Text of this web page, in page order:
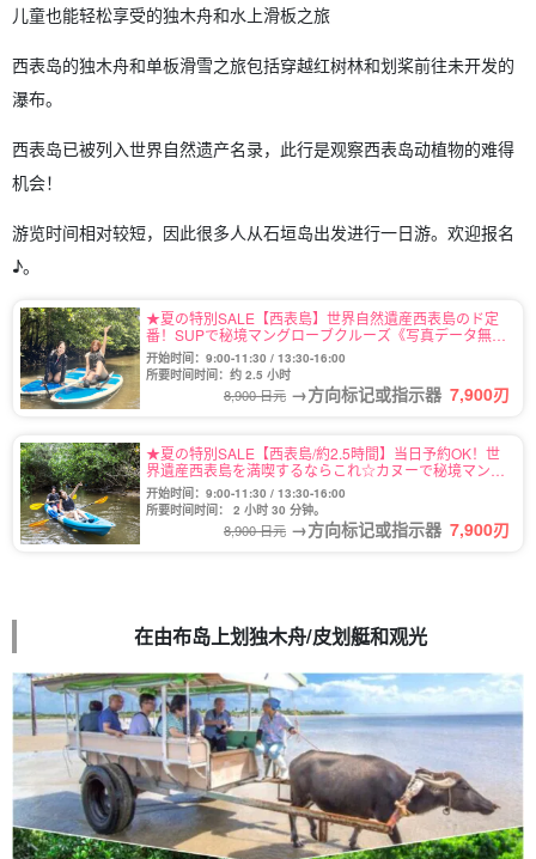
儿童也能轻松享受的独木舟和水上滑板之旅
西表岛的独木舟和单板滑雪之旅包括穿越红树林和划桨前往未开发的
瀑布。
西表岛已被列入世界自然遗产名录，此行是观察西表岛动植物的难得
机会！
游览时间相对较短，因此很多人从石垣岛出发进行一日游。欢迎报名
♪。
★夏の特別SALE【西表島】世界自然遺産西表島のド定
番！SUPで秘境マングローブクルーズ《写真データ無料
プレゼント付き》（No.2）
开始时间：9:00-11:30 / 13:30-16:00
所要时间时间：约 2.5 小时
8,900 日元 →方向标记或指示器 7,900刃
★夏の特別SALE【西表島/約2.5時間】当日予約OK！世
界遺産西表島を満喫するならこれ☆カヌーで秘境マング
ローブクルーズ★写真無料＆送迎付き（No.6）
开始时间：9:00-11:30 / 13:30-16:00
所要时间时间： 2 小时 30 分钟。
8,900 日元 →方向标记或指示器 7,900刃
在由布岛上划独木舟/皮划艇和观光